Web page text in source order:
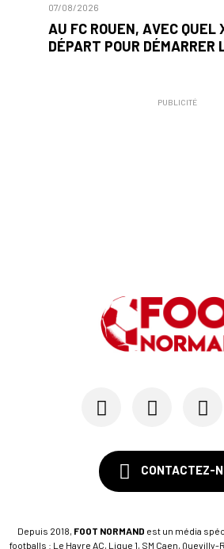
07/08/2026
AU FC ROUEN, AVEC QUEL
DÉPART POUR DÉMARRER
PUBLICITÉ
CONTACTEZ-
Depuis 2018, FOOT NORMAND est un média
footballs : Le Havre AC, Ligue 1, SM Caen,